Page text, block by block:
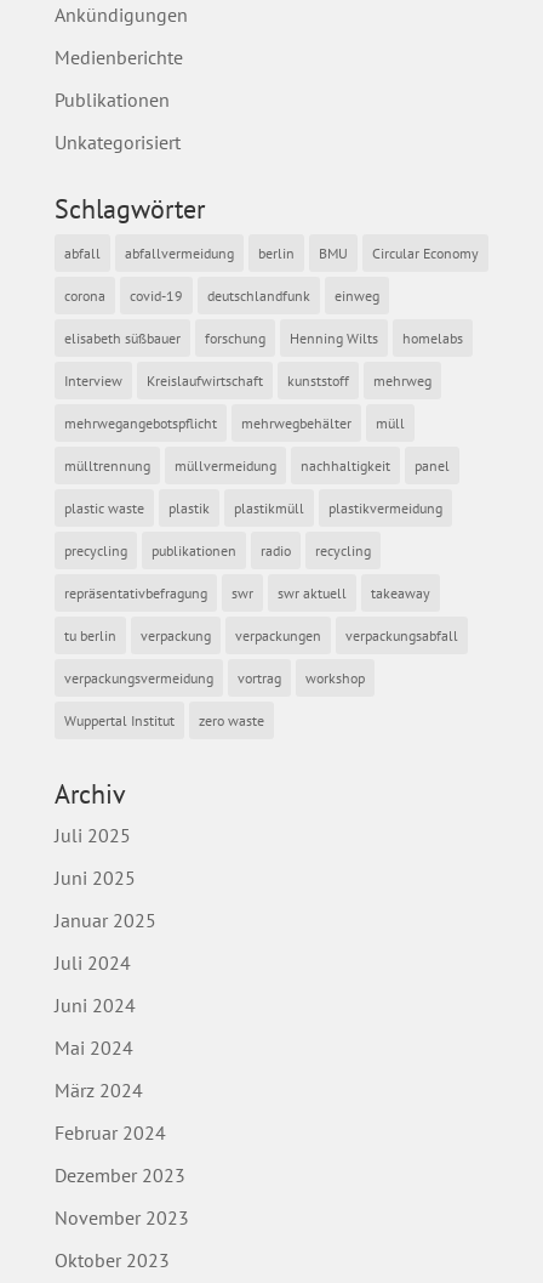
Ankündigungen
Medienberichte
Publikationen
Unkategorisiert
Schlagwörter
abfall abfallvermeidung berlin BMU Circular Economy
corona covid-19 deutschlandfunk einweg
elisabeth süßbauer forschung Henning Wilts homelabs
Interview Kreislaufwirtschaft kunststoff mehrweg
mehrwegangebotspflicht mehrwegbehälter müll
mülltrennung müllvermeidung nachhaltigkeit panel
plastic waste plastik plastikmüll plastikvermeidung
precycling publikationen radio recycling
repräsentativbefragung swr swr aktuell takeaway
tu berlin verpackung verpackungen verpackungsabfall
verpackungsvermeidung vortrag workshop
Wuppertal Institut zero waste
Archiv
Juli 2025
Juni 2025
Januar 2025
Juli 2024
Juni 2024
Mai 2024
März 2024
Februar 2024
Dezember 2023
November 2023
Oktober 2023